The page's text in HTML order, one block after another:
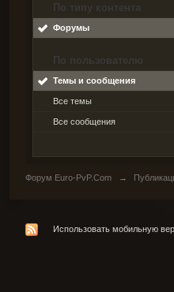
По типу контента
Форумы
По пользователю
Темы и сообщения
Все темы
Все сообщения
Форум Euro-PvP.Com →
Использовать мобильную